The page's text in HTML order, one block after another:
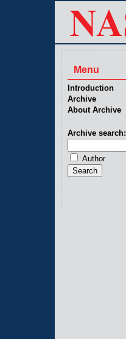
Menu
Introduction
Archive
About Archive
Archive search:
Author